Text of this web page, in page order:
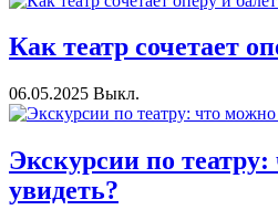
Как театр сочетает
06.05.2025 Выкл.
Экскурсии по
увидеть?